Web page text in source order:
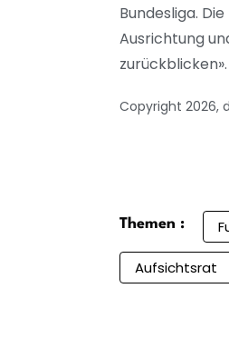
Bundesliga.
Ausrichtung
zurückblicken».
Copyright 2026,
Themen :
Aufsichtsrat